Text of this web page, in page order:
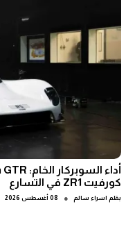
كورفيت ZR1 في التسارع
بقلم اسراء سالم ● 08 أغسطس 2026